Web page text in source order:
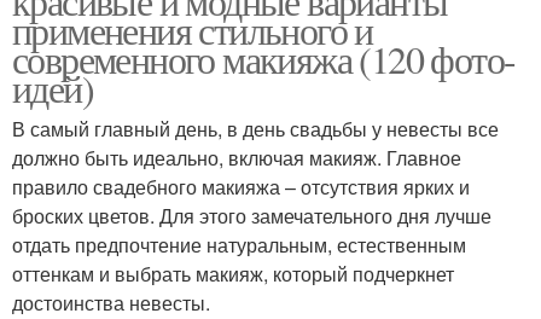
применения стильного и
современного макияжа (120 фото-
идей)
В самый главный день, в день свадьбы у невесты все
должно быть идеально, включая макияж. Главное
правило свадебного макияжа – отсутствия ярких и
броских цветов. Для этого замечательного дня лучше
отдать предпочтение натуральным, естественным
оттенкам и выбрать макияж, который подчеркнет
достоинства невесты.